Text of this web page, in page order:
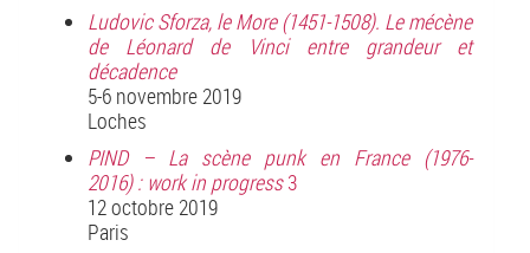
Ludovic Sforza, le More (1451-1508). Le mécène
de Léonard de Vinci entre grandeur et
décadence
5-6 novembre 2019
Loches
PIND – La scène punk en France (1976-
2016) : work in progress3
12 octobre 2019
Paris